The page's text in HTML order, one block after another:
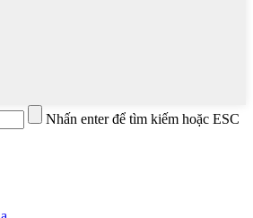
Nhấn enter để tìm kiếm hoặc ESC